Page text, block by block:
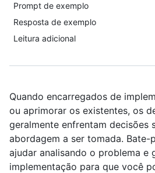
Prompt de exemplo
Resposta de exemplo
Leitura adicional
Quando encarregados de
ou aprimorar os existentes, os
geralmente enfrentam decisões
abordagem a ser tomada.
ajudar analisando o problema e
implementação para que você